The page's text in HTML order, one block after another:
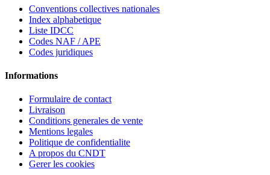
Conventions collectives nationales
Index alphabetique
Liste IDCC
Codes NAF / APE
Codes juridiques
Informations
Formulaire de contact
Livraison
Conditions generales de vente
Mentions legales
Politique de confidentialite
A propos du CNDT
Gerer les cookies